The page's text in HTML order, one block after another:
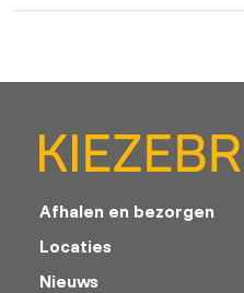
Afhalen en bezorgen
Locaties
Nieuws